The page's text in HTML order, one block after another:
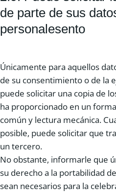
de parte de sus
personalesento
Únicamente para aquellos
de su consentimiento o de la
puede solicitar una copia de
ha proporcionado en un
común y lectura mecánica.
posible, puede solicitar que
un tercero.
No obstante, informarle que
su derecho a la portabilidad
sean necesarios para la